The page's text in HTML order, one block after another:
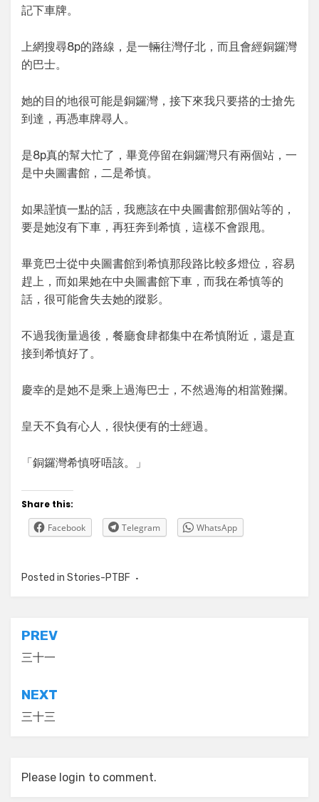
記下車牌。
上網搜尋8p的路線，是一輛往灣仔北，而且會經銅鑼灣
的巴士。
她的目的地很可能是銅鑼灣，接下來我只要搭的士搶先
到達，再憑車牌尋人。
是8p真的幫大忙了，畢竟停留在銅鑼灣只有兩個站，一
是中央圖書館，二是希慎。
如果謹慎一點的話，我應該在中央圖書館那個站等的，
要是她沒有下車，再狂奔到希慎，這樣不會跟甩。
畢竟巴士從中央圖書館到希慎那段路比較多燈位，容易
趕上，而如果她在中央圖書館下車，而我在希慎等的
話，很可能會失去她的蹤影。
不過我衡量過後，餐廳食肆都集中在希慎附近，還是直
接到希慎好了。
慶幸的是她不是乘上過海巴士，不然過海的相當難攔。
皇天不負有心人，很快便有的士經過。
「銅鑼灣希慎呀唔該。」
Share this:
Facebook
Telegram WhatsApp
Posted in Stories-PTBF
Post
navigation
PREV
三十一
NEXT
三十三
Please login to comment.